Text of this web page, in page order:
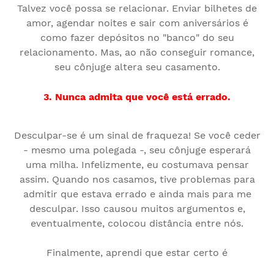
Talvez você possa se relacionar. Enviar bilhetes de
amor, agendar noites e sair com aniversários é
como fazer depósitos no "banco" do seu
relacionamento. Mas, ao não conseguir romance,
seu cônjuge altera seu casamento.
3. Nunca admita que você está errado.
Desculpar-se é um sinal de fraqueza! Se você ceder
- mesmo uma polegada -, seu cônjuge esperará
uma milha. Infelizmente, eu costumava pensar
assim. Quando nos casamos, tive problemas para
admitir que estava errado e ainda mais para me
desculpar. Isso causou muitos argumentos e,
eventualmente, colocou distância entre nós.
Finalmente, aprendi que estar certo é